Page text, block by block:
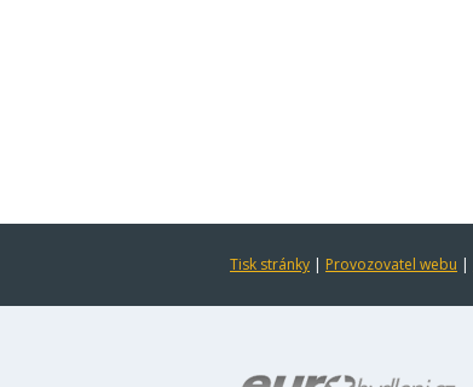
Tisk stránky | Provozovatel webu |